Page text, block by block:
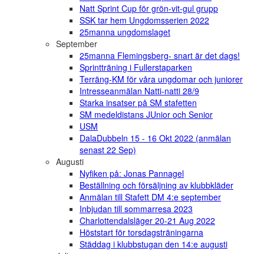
Natt Sprint Cup för grön-vit-gul grupp
SSK tar hem Ungdomsserien 2022
25manna ungdomslaget
September
25manna Flemingsberg- snart är det dags!
Sprintträning i Fullerstaparken
Terräng-KM för våra ungdomar och juniorer
Intresseanmälan Natti-natti 28/9
Starka insatser på SM stafetten
SM medeldistans JUnior och Senior
USM
DalaDubbeln 15 - 16 Okt 2022 (anmälan
senast 22 Sep)
Augusti
Nyfiken på: Jonas Pannagel
Beställning och försäljning av klubbkläder
Anmälan till Stafett DM 4:e september
Inbjudan till sommarresa 2023
Charlottendalsläger 20-21 Aug 2022
Höststart för torsdagsträningarna
Städdag i klubbstugan den 14:e augusti